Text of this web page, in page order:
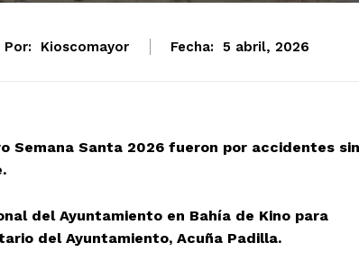
Por: Kioscomayor Fecha: 5 abril, 2026
Semana Santa 2026 fueron por accidentes sin
del Ayuntamiento en Bahía de Kino para
del Ayuntamiento, Acuña Padilla.